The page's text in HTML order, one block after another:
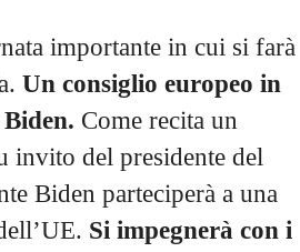
importante in cui si farà
Un consiglio europeo in
Come recita un
invito del presidente del
Biden parteciperà a una
Si impegnerà con i